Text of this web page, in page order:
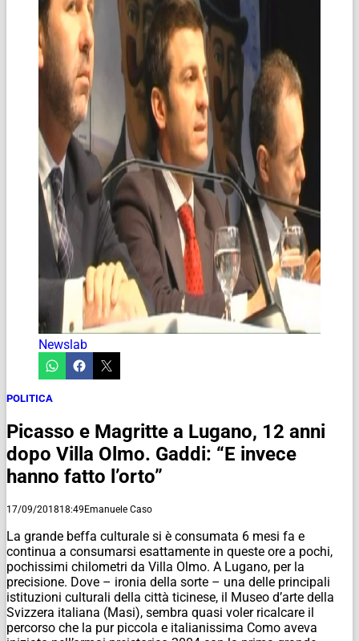
Newslab
POLITICA
Picasso e Magritte a Lugano, 12 anni
dopo Villa Olmo. Gaddi: “E invece
hanno fatto l’orto”
17/09/201818:49Emanuele Caso
La grande beffa culturale si è consumata 6 mesi fa e
continua a consumarsi esattamente in queste ore a pochi,
pochissimi chilometri da Villa Olmo. A Lugano, per la
precisione. Dove – ironia della sorte – una delle principali
istituzioni culturali della città ticinese, il Museo d’arte della
Svizzera italiana (Masi), sembra quasi voler ricalcare il
percorso che la pur piccola e italianissima Como aveva